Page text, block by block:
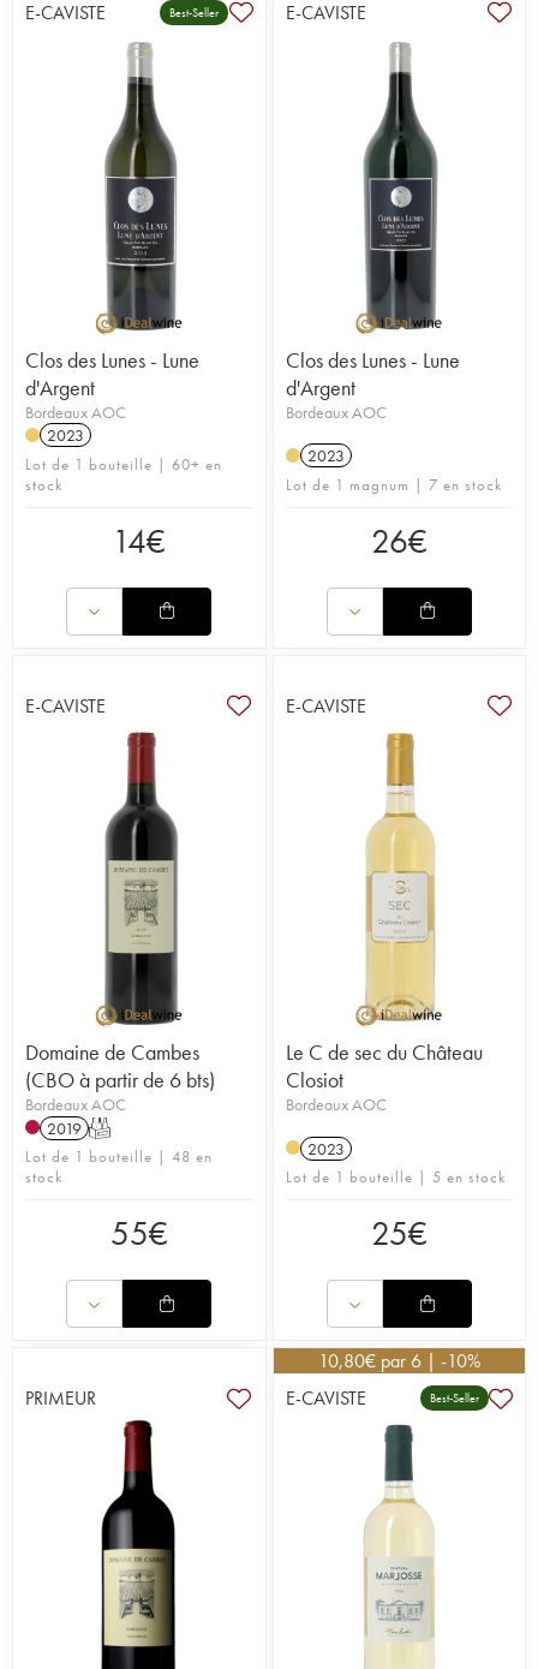
E-CAVISTE
Best-Seller
Clos des Lunes - Lune
d'Argent
Bordeaux AOC
2023
Lot de 1 bouteille | 60+ en
stock
14€
E-CAVISTE
Clos des Lunes - Lune
d'Argent
Bordeaux AOC
2023
Lot de 1 magnum | 7 en stock
26€
E-CAVISTE
Domaine de Cambes
(CBO à partir de 6 bts)
Bordeaux AOC
2019 T
Lot de 1 bouteille | 48 en
stock
55€
E-CAVISTE
Le C de sec du Château
Closiot
Bordeaux AOC
2023
Lot de 1 bouteille | 5 en stock
25€
PRIMEUR
10,80€ par 6 | -10%
E-CAVISTE
Best-Seller